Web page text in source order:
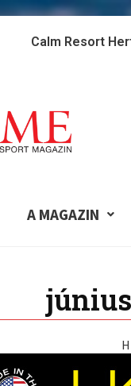
Calm Resort
A MAGAZIN